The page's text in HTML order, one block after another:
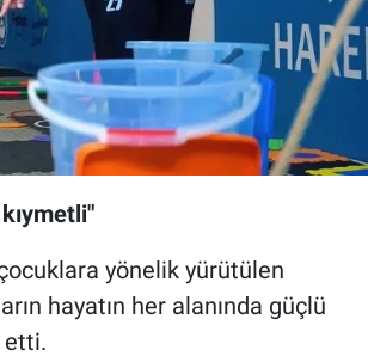
yönelik yürütülen
hayatın her alanında güçlü
etti.